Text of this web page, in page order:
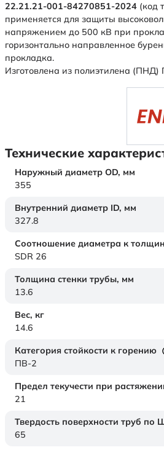
22.21.21-001-84270851-2024 (код
применяется для защиты
напряжением до 500 кВ при
горизонтально направленное
прокладка.
Изготовлена из полиэтилена (ПНД)
Технические
Наружный диаметр OD, мм
355
Внутренний диаметр ID, мм
327.8
Соотношение диаметра к
SDR 26
Толщина стенки трубы, мм
13.6
Вес, кг
14.6
Категория стойкости к горению
ПВ-2
Предел текучести при
21
Твердость поверхности труб по
65